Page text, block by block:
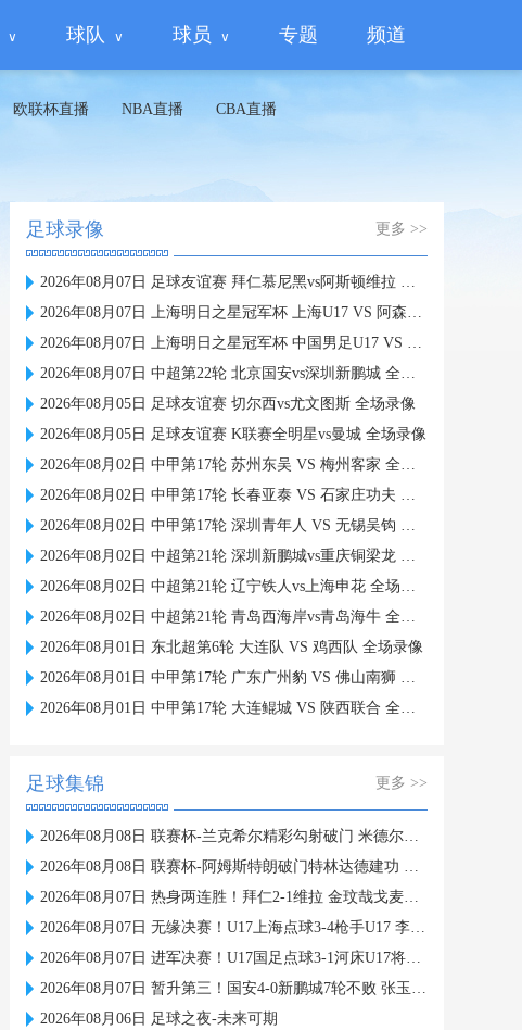
球队 球员 专题 频道
欧联杯直播 NBA直播 CBA直播
足球录像 更多 >>
2026年08月07日 足球友谊赛 拜仁慕尼黑vs阿斯顿维拉 全场录像
2026年08月07日 上海明日之星冠军杯 上海U17 VS 阿森纳U17 全场录像
2026年08月07日 上海明日之星冠军杯 中国男足U17 VS 河床U17 全场录像
2026年08月07日 中超第22轮 北京国安vs深圳新鹏城 全场录像
2026年08月05日 足球友谊赛 切尔西vs尤文图斯 全场录像
2026年08月05日 足球友谊赛 K联赛全明星vs曼城 全场录像
2026年08月02日 中甲第17轮 苏州东吴 VS 梅州客家 全场录像
2026年08月02日 中甲第17轮 长春亚泰 VS 石家庄功夫 全场录像
2026年08月02日 中甲第17轮 深圳青年人 VS 无锡吴钩 全场录像
2026年08月02日 中超第21轮 深圳新鹏城vs重庆铜梁龙 全场录像
2026年08月02日 中超第21轮 辽宁铁人vs上海申花 全场录像
2026年08月02日 中超第21轮 青岛西海岸vs青岛海牛 全场录像
2026年08月01日 东北超第6轮 大连队 VS 鸡西队 全场录像
2026年08月01日 中甲第17轮 广东广州豹 VS 佛山南狮 全场录像
2026年08月01日 中甲第17轮 大连鲲城 VS 陕西联合 全场录像
足球集锦 更多 >>
2026年08月08日 联赛杯-兰克希尔精彩勾射破门 米德尔斯堡1-0雷克瑟姆
2026年08月08日 联赛杯-阿姆斯特朗破门特林达德建功 狼队3-0维尔港
2026年08月07日 热身两连胜！拜仁2-1维拉 金玟哉戈麦斯破门迪亚斯替补建功
2026年08月07日 无缘决赛！U17上海点球3-4枪手U17 李秋甫、李文博失点王启戎扑点
2026年08月07日 进军决赛！U17国足点球3-1河床U17将战阿森纳 江宇涵替补两扑点
2026年08月07日 暂升第三！国安4-0新鹏城7轮不败 张玉宁传射达万双响法比奥破门
2026年08月06日 足球之夜-未来可期